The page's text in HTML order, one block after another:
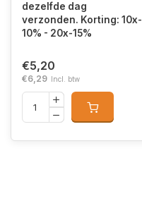
dezelfde dag
verzonden. Korting: 10x-
10% - 20x-15%
€5,20
€6,29 Incl. btw